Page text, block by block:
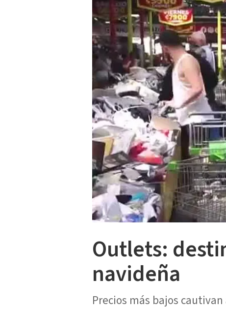
Outlets:
navideña
Precios más bajos